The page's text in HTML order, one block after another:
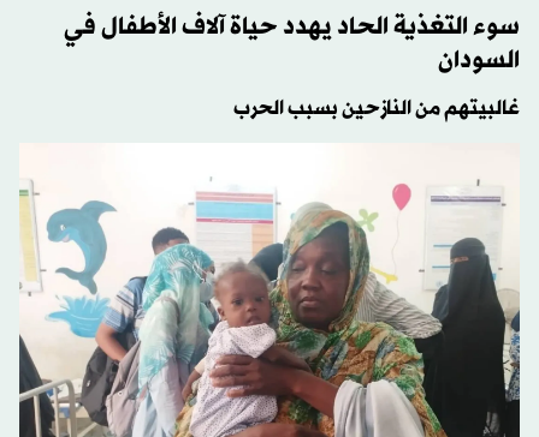
سوء التغذية الحاد يهدد حياة آلاف الأطفال في
السودان
غالبيتهم من النازحين بسبب الحرب